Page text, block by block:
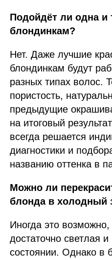
Подойдёт ли одна и
блондинкам?
Нет. Даже лучшие
блондинкам будут
разных типах волос.
пористость,
предыдущие
на итоговый
всегда решается
диагностики и
названию оттенка в
Можно ли
блонда в холодный
Иногда это
достаточно светлая
состоянии. Однако в